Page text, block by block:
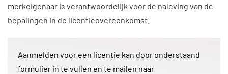
merkeigenaar is verantwoordelijk voor de naleving van de
bepalingen in de licentieovereenkomst.
Aanmelden voor een licentie kan door onderstaand
formulier in te vullen en te mailen naar